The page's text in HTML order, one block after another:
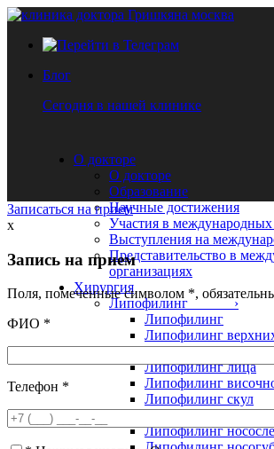
Блог
Сегодня в нашей клинике
О докторе
О докторе
Образование
Научные достижения
Участия в международных
Выступления на
Представительство в
организациях
Хирургия
Липофилинг ›
Липофилинг
Липофилинг
Липофилинг
Липофилинг лица
Липофилинг
Липофилинг скул
Липофилинг щек
Липофилинг
Записаться на прием
x
Запись на прием
Поля, помеченные символом *,
ФИО *
Телефон *